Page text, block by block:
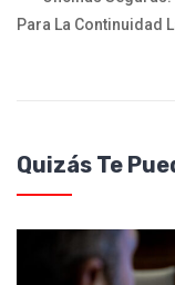
Para La Continuidad
Quizás Te